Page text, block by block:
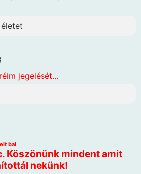
jegelését…